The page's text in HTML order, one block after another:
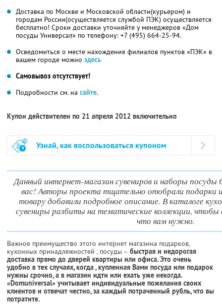
Доставка по Москве и Московской области(курьером) и
городам России(осуществляется службой ПЭК) осуществляется
бесплатно! Сроки доставки уточняйте у менеджеров «Дом
посуды Универсал» по телефону: +7 (495) 664-25-94.
Осведомиться о месте нахождения филиалов пунктов «ПЭК» в
вашем городе можно здесь
Самовывоз отсутствует!
Подробности см. на сайте.
Купон действителен по 21 апреля 2012 включительно
Узнай, как воспользоваться купоном
Данный интернет-магазин сувениров и наборы посуды
вас! Авторы проекта тщательно отобрали подарки
товару добавили подробное описание. В каталоге
сувениры разбиты на тематические коллекции,
что вам нужно.
Важное преимущество этого интернет магазина подарков,
кухонных принадлежностей , посуды – быстрая и недорогая
доставка прямо до дверей квартиры или офиса. Это очень
удобно в тех случаях, когда , купленная Вами посуда или подарок
нужны срочно, а в магазин идти или ехать уже некогда.
«Domuniversal» учитывает индивидуальные пожелания своих
клиентов и отвечат честно, за каждый потраченный рубль, что вы
потратите.